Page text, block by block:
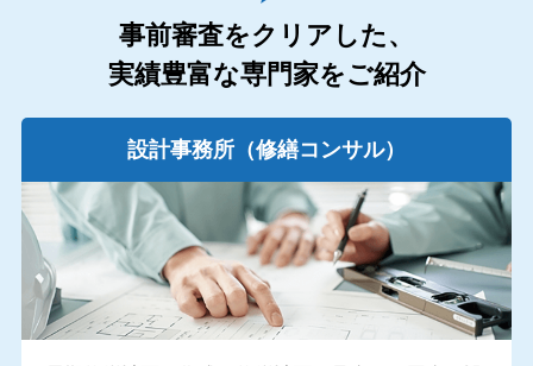
事前審査をクリアした、
実績豊富な専門家をご紹介
設計事務所 （修繕コンサル）